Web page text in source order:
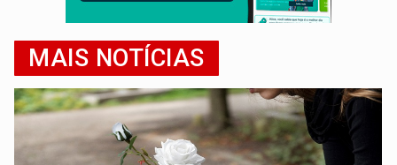
MAIS NOTÍCIAS